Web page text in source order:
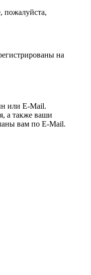
пожалуйста,
на
или E-Mail.
а также ваши
вам по E-Mail.